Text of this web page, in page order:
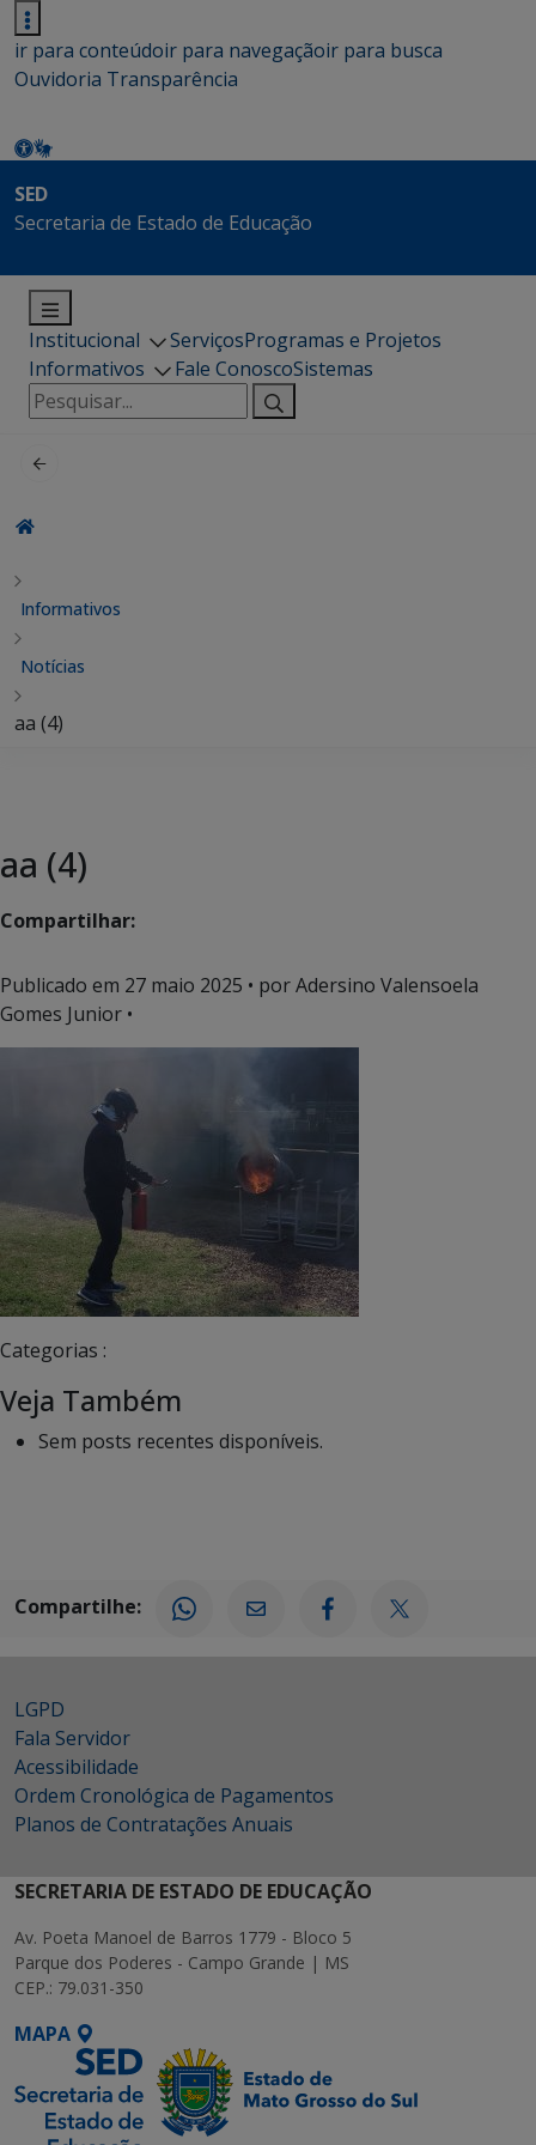
ir para conteúdoir para navegaçãoir para busca
Ouvidoria Transparência
SED
Secretaria de Estado de Educação
Institucional ServiçosProgramas e Projetos
Informativos
Fale ConoscoSistemas
Pesquisar
por:
Informativos
Notícias
aa (4)
aa (4)
Compartilhar:
Publicado em 27 maio 2025 • por Adersino Valensoela
Gomes Junior •
Categorias :
Veja Também
Sem posts recentes disponíveis.
Compartilhe:
LGPD
Fala Servidor
Acessibilidade
Ordem Cronológica de Pagamentos
Planos de Contratações Anuais
SECRETARIA DE ESTADO DE EDUCAÇÃO
Av. Poeta Manoel de Barros 1779 - Bloco 5
Parque dos Poderes - Campo Grande | MS
CEP.: 79.031-350
MAPA